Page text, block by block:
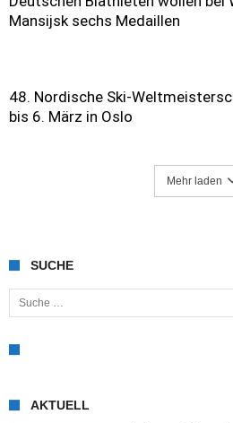
Mansijsk sechs Medaillen
48. Nordische Ski-
bis 6. März in Oslo
Mehr laden
SUCHE
Suche nach:
AKTUELL